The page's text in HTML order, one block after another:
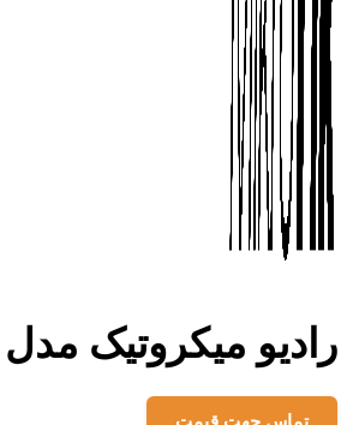
رادیو میکروتیک مدل DYNA DISH 5
تماس جهت قیمت